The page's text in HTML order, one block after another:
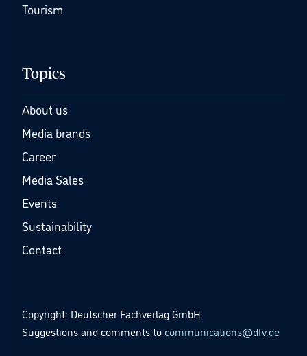
Tourism
Topics
About us
Media brands
Career
Media Sales
Events
Sustainability
Contact
Copyright: Deutscher Fachverlag GmbH
Suggestions and comments to communications@dfv.de